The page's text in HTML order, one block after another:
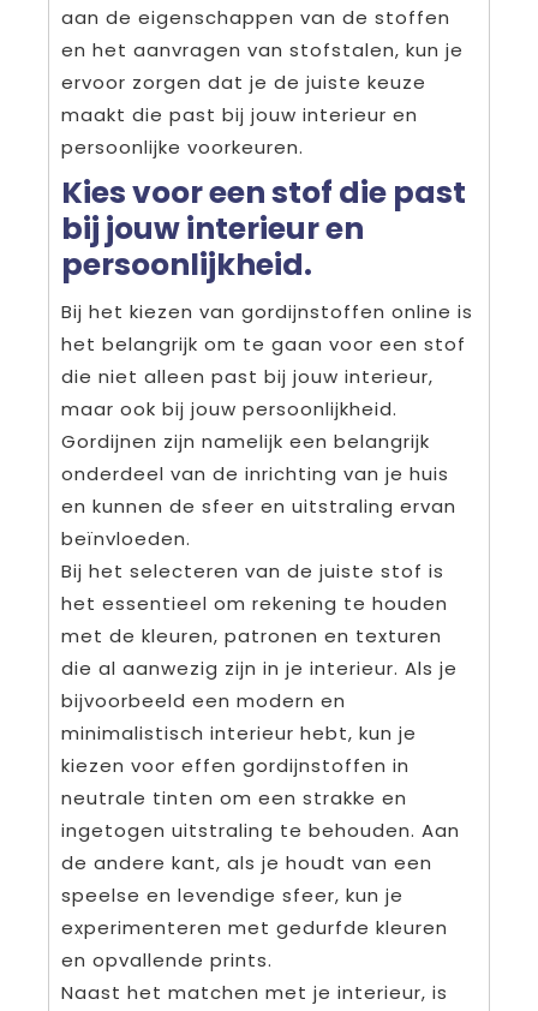
aan de eigenschappen van de stoffen
en het aanvragen van stofstalen, kun je
ervoor zorgen dat je de juiste keuze
maakt die past bij jouw interieur en
persoonlijke voorkeuren.
Kies voor een stof die past
bij jouw interieur en
persoonlijkheid.
Bij het kiezen van gordijnstoffen online is
het belangrijk om te gaan voor een stof
die niet alleen past bij jouw interieur,
maar ook bij jouw persoonlijkheid.
Gordijnen zijn namelijk een belangrijk
onderdeel van de inrichting van je huis
en kunnen de sfeer en uitstraling ervan
beïnvloeden.
Bij het selecteren van de juiste stof is
het essentieel om rekening te houden
met de kleuren, patronen en texturen
die al aanwezig zijn in je interieur. Als je
bijvoorbeeld een modern en
minimalistisch interieur hebt, kun je
kiezen voor effen gordijnstoffen in
neutrale tinten om een strakke en
ingetogen uitstraling te behouden. Aan
de andere kant, als je houdt van een
speelse en levendige sfeer, kun je
experimenteren met gedurfde kleuren
en opvallende prints.
Naast het matchen met je interieur, is